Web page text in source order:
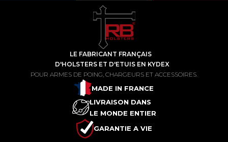
LE FABRICANT FRANÇAIS
D'HOLSTERS ET D'ETUIS EN KYDEX
POUR ARMES DE POING, CHARGEURS ET ACCESSOIRES.
MADE IN FRANCE
LIVRAISON DANS
LE MONDE ENTIER
GARANTIE A VIE